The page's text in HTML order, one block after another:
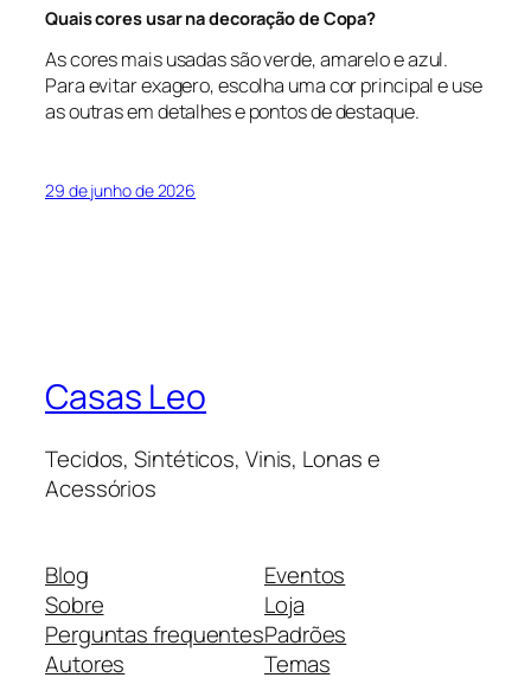
Quais cores usar na decoração de Copa?
As cores mais usadas são verde, amarelo e azul.
Para evitar exagero, escolha uma cor principal e use
as outras em detalhes e pontos de destaque.
29 de junho de 2026
Casas Leo
Tecidos, Sintéticos, Vinis, Lonas e
Acessórios
Blog
Sobre
Perguntas frequentes
Autores
Eventos
Loja
Padrões
Temas